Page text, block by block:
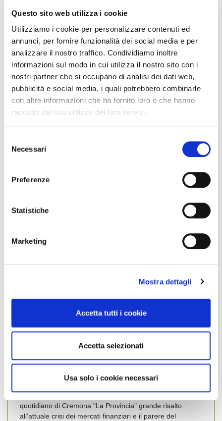
Questo sito web utilizza i cookie
Utilizziamo i cookie per personalizzare contenuti ed
annunci, per fornire funzionalità dei social media e per
analizzare il nostro traffico. Condividiamo inoltre
informazioni sul modo in cui utilizza il nostro sito con i
nostri partner che si occupano di analisi dei dati web,
pubblicità e social media, i quali potrebbero combinarle
con altre informazioni che ha fornito loro o che hanno
raccolto dal suo utilizzo dei loro servizi.
Necessari
Preferenze
Statistiche
Marketing
Mostra dettagli
Accetta tutti i cookie
Accetta selezionati
Usa solo i cookie necessari
Leggi tutto
Bergamo Brescia Como Cremona
Lecco Lodi Lombardia Mantova
Milano Monza E Brianza News Territoriali
Mensile”Il metro di Misura”
Continua la collaborazione con il mensile in distribuzione
"Cronaca"
“La Provincia”
Posted on1 Ottobre 2008byUfficio Stampa
economia e società " Mondo Padano" abbinato al
quotidiano di Cremona "La Provincia" grande risalto
all’attuale crisi dei mercati finanziari e il parere del